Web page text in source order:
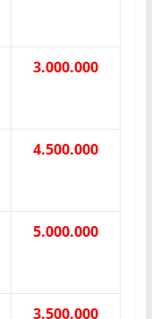
3.000.000
4.500.000
5.000.000
3.500.000